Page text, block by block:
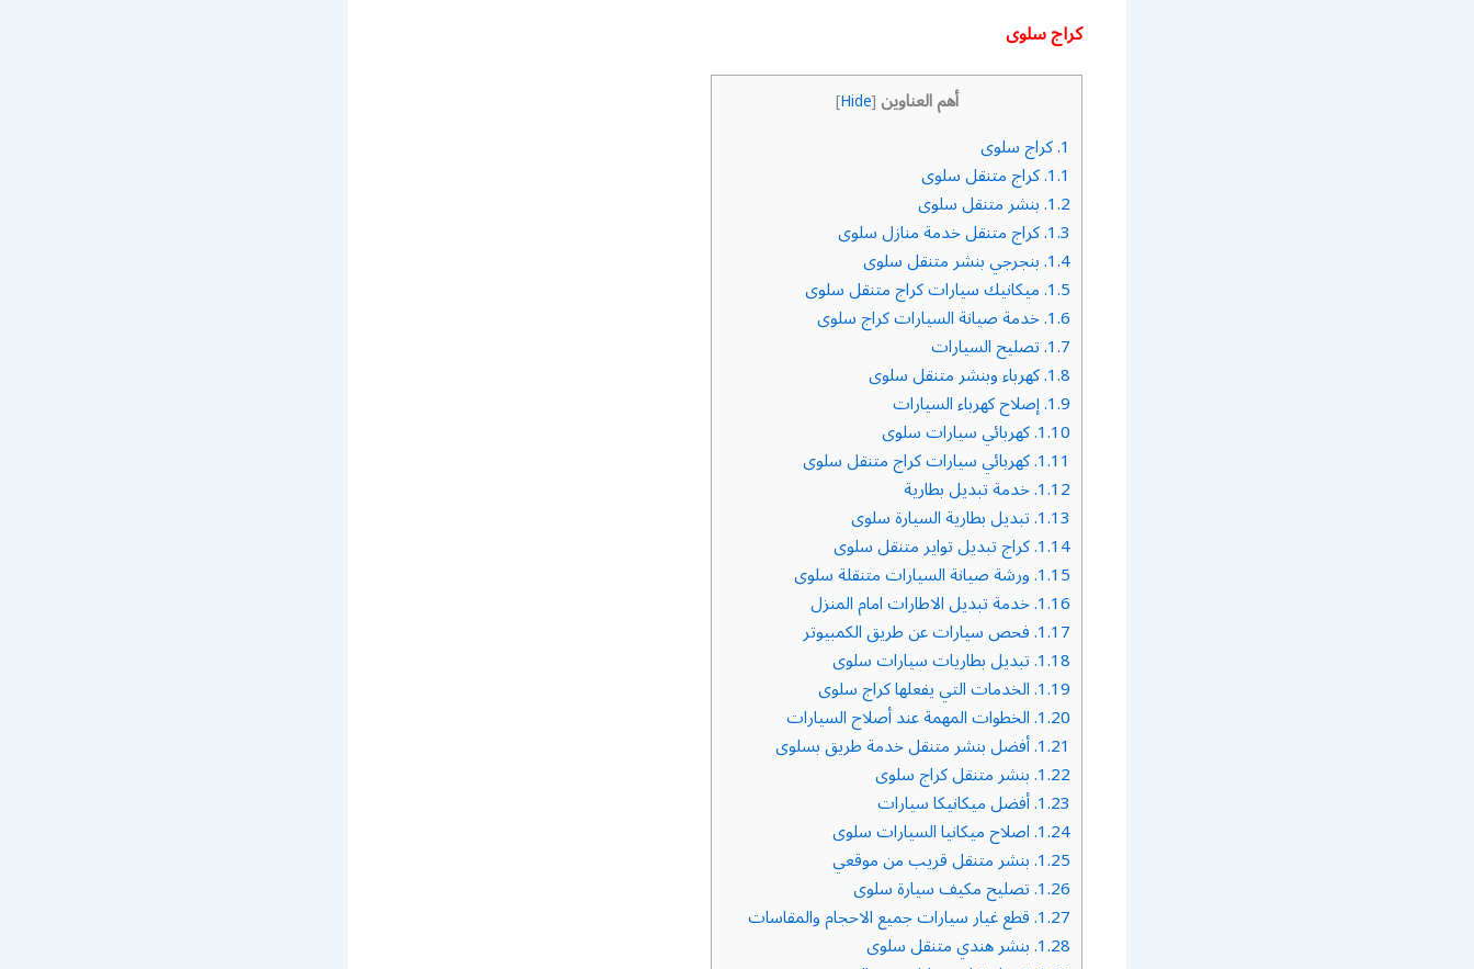
كراج سلوى
أهم العناوين [
Hide
]
1. كراج سلوى
1.1. كراج متنقل سلوى
1.2. بنشر متنقل سلوى
1.3. كراج متنقل خدمة منازل سلوى
1.4. بنجرجي بنشر متنقل سلوى
1.5. ميكانيك سيارات كراج متنقل سلوى
1.6. خدمة صيانة السيارات كراج سلوى
1.7. تصليح السيارات
1.8. كهرباء وبنشر متنقل سلوى
1.9. إصلاح كهرباء السيارات
1.10. كهربائي سيارات سلوى
1.11. كهربائي سيارات كراج متنقل سلوى
1.12. خدمة تبديل بطارية
1.13. تبديل بطارية السيارة سلوى
1.14. كراج تبديل تواير متنقل سلوى
1.15. ورشة صيانة السيارات متنقلة سلوى
1.16. خدمة تبديل الاطارات امام المنزل
1.17. فحص سيارات عن طريق الكمبيوتر
1.18. تبديل بطاريات سيارات سلوى
1.19. الخدمات التي يفعلها كراج سلوى
1.20. الخطوات المهمة عند أصلاح السيارات
1.21. أفضل بنشر متنقل خدمة طريق بسلوى
1.22. بنشر متنقل كراج سلوى
1.23. أفضل ميكانيكا سيارات
1.24. اصلاح ميكانيا السيارات سلوى
1.25. بنشر متنقل قريب من موقعي
1.26. تصليح مكيف سيارة سلوى
1.27. قطع غيار سيارات جميع الاحجام والمقاسات
1.28. بنشر هندي متنقل سلوى